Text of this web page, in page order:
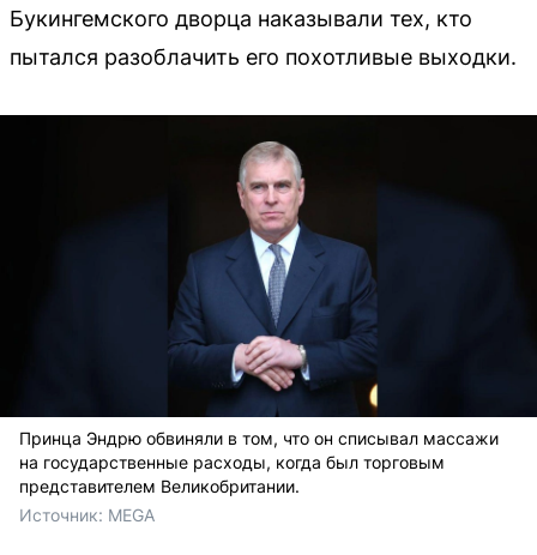
Букингемского дворца наказывали тех, кто
пытался разоблачить его похотливые выходки.
Принца Эндрю обвиняли в том, что он списывал массажи
на государственные расходы, когда был торговым
представителем Великобритании.
Источник: MEGA